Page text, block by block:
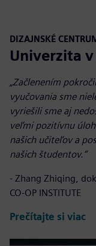
DIZAJNSKÉ
Univerzita
„Začlenením
vyučovania sme
vyriešili sme aj
veľmi pozitívnu
našich učiteľov a
našich študentov.“
- Zhang Zhiqing,
CO-OP INSTITUTE
Prečítajte si viac